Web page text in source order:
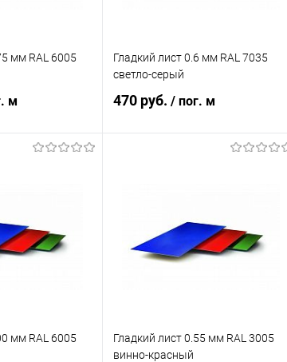
мм RAL 6005
м
Под заказ
Гладкий лист 0.6 мм RAL 7035
светло-серый
470 руб. / пог. м
В избранное Под заказ
мм RAL 6005
Гладкий лист 0.55 мм RAL 3005
винно-красный